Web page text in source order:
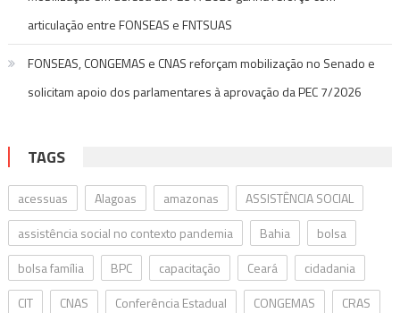
articulação entre FONSEAS e FNTSUAS
FONSEAS, CONGEMAS e CNAS reforçam mobilização no Senado e
solicitam apoio dos parlamentares à aprovação da PEC 7/2026
TAGS
acessuas Alagoas amazonas
ASSISTÊNCIA SOCIAL
assistência social no contexto pandemia
Bahia
bolsa
bolsa família
BPC capacitação Ceará
cidadania
CIT
CNAS Conferência Estadual CONGEMAS
CRAS